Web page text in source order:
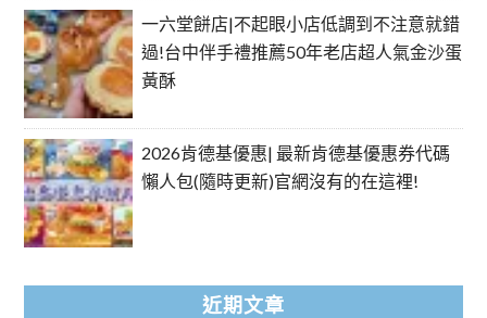
一六堂餅店|不起眼小店低調到不注意就錯
過!台中伴手禮推薦50年老店超人氣金沙蛋
黃酥
2026肯德基優惠| 最新肯德基優惠券代碼
懶人包(隨時更新)官網沒有的在這裡!
近期文章